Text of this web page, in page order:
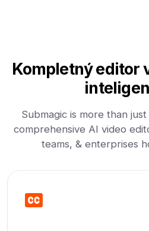
Kompletný editor
Submagic is more than
comprehensive AI video
teams, & enterprises